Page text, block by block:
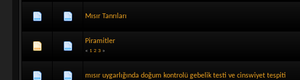
Mısır Tanrıları
Piramitler
« 1 2 3 »
mısır uygarlığında doğum kontrolü gebelik testi ve cinswiyet tespiti